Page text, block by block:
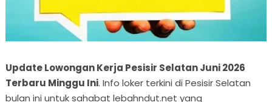
Update Lowongan Kerja Pesisir Selatan Juni 2026
Terbaru Minggu Ini. Info loker terkini di Pesisir Selatan
bulan ini untuk sahabat lebahndut.net yang